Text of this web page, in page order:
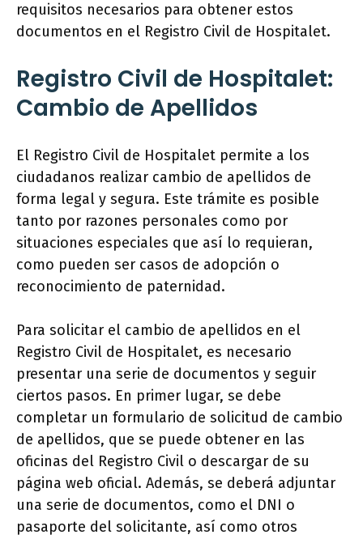
requisitos necesarios para obtener estos
documentos en el Registro Civil de Hospitalet.
Registro Civil de Hospitalet:
Cambio de Apellidos
El Registro Civil de Hospitalet permite a los
ciudadanos realizar cambio de apellidos de
forma legal y segura. Este trámite es posible
tanto por razones personales como por
situaciones especiales que así lo requieran,
como pueden ser casos de adopción o
reconocimiento de paternidad.
Para solicitar el cambio de apellidos en el
Registro Civil de Hospitalet, es necesario
presentar una serie de documentos y seguir
ciertos pasos. En primer lugar, se debe
completar un formulario de solicitud de cambio
de apellidos, que se puede obtener en las
oficinas del Registro Civil o descargar de su
página web oficial. Además, se deberá adjuntar
una serie de documentos, como el DNI o
pasaporte del solicitante, así como otros